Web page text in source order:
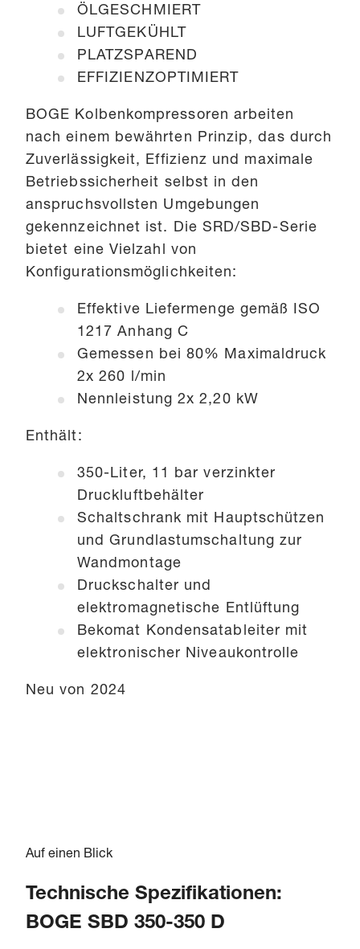
ÖLGESCHMIERT
LUFTGEKÜHLT
PLATZSPAREND
EFFIZIENZOPTIMIERT
BOGE Kolbenkompressoren arbeiten
nach einem bewährten Prinzip, das durch
Zuverlässigkeit, Effizienz und maximale
Betriebssicherheit selbst in den
anspruchsvollsten Umgebungen
gekennzeichnet ist. Die SRD/SBD-Serie
bietet eine Vielzahl von
Konfigurationsmöglichkeiten:
Effektive Liefermenge gemäß ISO
1217 Anhang C
Gemessen bei 80% Maximaldruck
2x 260 l/min
Nennleistung 2x 2,20 kW
Enthält:
350-Liter, 11 bar verzinkter
Druckluftbehälter
Schaltschrank mit Hauptschützen
und Grundlastumschaltung zur
Wandmontage
Druckschalter und
elektromagnetische Entlüftung
Bekomat Kondensatableiter mit
elektronischer Niveaukontrolle
Neu von 2024
Auf einen Blick
Technische Spezifikationen:
BOGE SBD 350-350 D